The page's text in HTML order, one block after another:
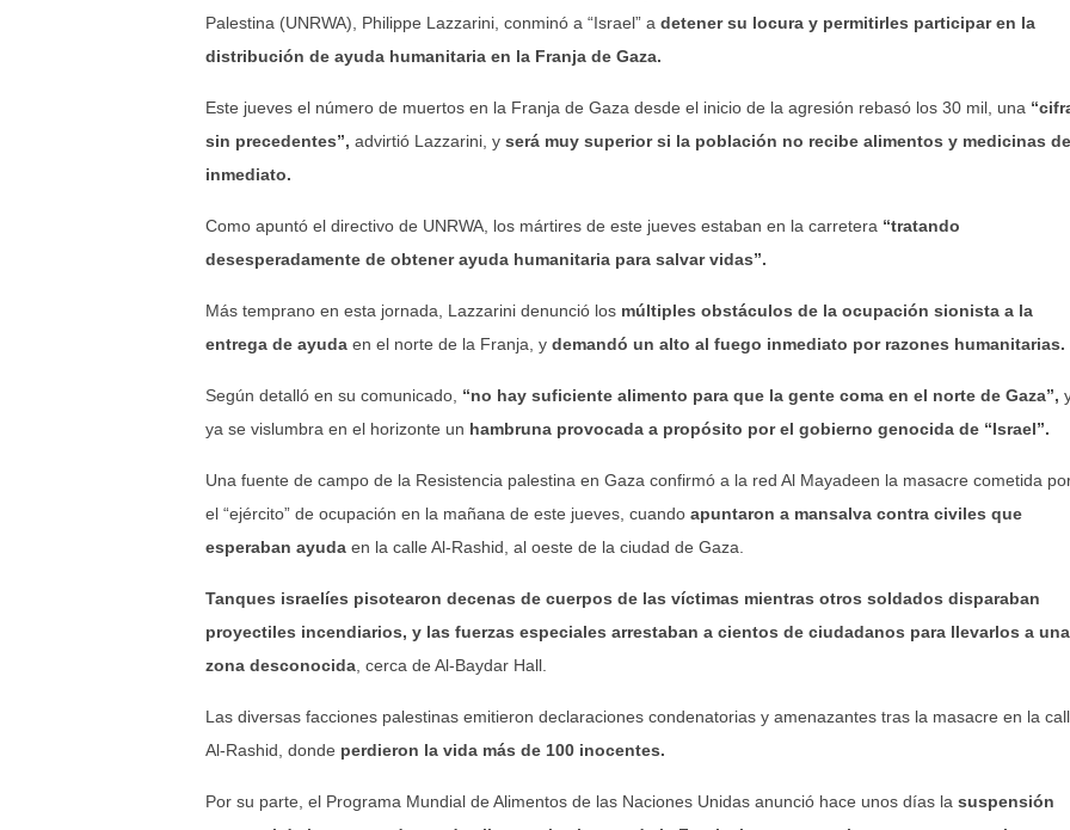
Palestina (UNRWA), Philippe Lazzarini, conminó a “Israel” a detener su locura y permitirles participar en la
distribución de ayuda humanitaria en la Franja de Gaza.
Este jueves el número de muertos en la Franja de Gaza desde el inicio de la agresión rebasó los 30 mil, una
sin precedentes”, advirtió Lazzarini, y será muy superior si la población no recibe alimentos y medicinas de
inmediato.
Como apuntó el directivo de UNRWA, los mártires de este jueves estaban en la carretera “tratando
desesperadamente de obtener ayuda humanitaria para salvar vidas”.
Más temprano en esta jornada, Lazzarini denunció los múltiples obstáculos de la ocupación sionista a la
entrega de ayuda en el norte de la Franja, y demandó un alto al fuego inmediato por razones humanitarias.
Según detalló en su comunicado, “no hay suficiente alimento para que la gente coma en el norte de Gaza”,
ya se vislumbra en el horizonte un hambruna provocada a propósito por el gobierno genocida de “Israel”.
Una fuente de campo de la Resistencia palestina en Gaza confirmó a la red Al Mayadeen la masacre cometida
el “ejército” de ocupación en la mañana de este jueves, cuando apuntaron a mansalva contra civiles que
esperaban ayuda en la calle Al-Rashid, al oeste de la ciudad de Gaza.
Tanques israelíes pisotearon decenas de cuerpos de las víctimas mientras otros soldados disparaban
proyectiles incendiarios, y las fuerzas especiales arrestaban a cientos de ciudadanos para llevarlos a una
zona desconocida , cerca de Al-Baydar Hall.
Las diversas facciones palestinas emitieron declaraciones condenatorias y amenazantes tras la masacre en la
Al-Rashid, donde perdieron la vida más de 100 inocentes.
Por su parte, el Programa Mundial de Alimentos de las Naciones Unidas anunció hace unos días la suspensión